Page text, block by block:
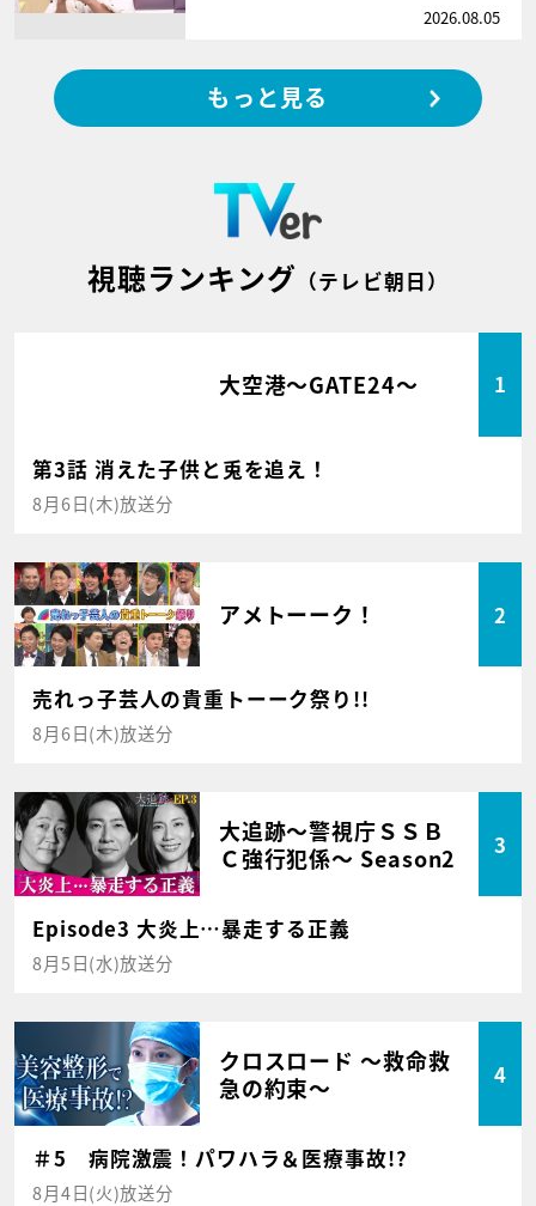
2026.08.05
もっと見る
視聴ランキング （テレビ朝日）
大空港～GATE24～ 1
第3話 消えた子供と兎を追え！
8月6日(木)放送分
アメトーーク！ 2
売れっ子芸人の貴重トーーク祭り!!
8月6日(木)放送分
大追跡～警視庁ＳＳＢ
Ｃ強行犯係～ Season2
3
Episode3 大炎上…暴走する正義
8月5日(水)放送分
クロスロード ～救命救
急の約束～
4
＃5 病院激震！パワハラ＆医療事故!?
8月4日(火)放送分